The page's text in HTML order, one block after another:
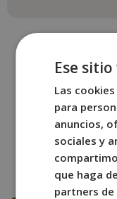
que
Ese
Las
para
anuncios,
sociales y
que haga
partners de